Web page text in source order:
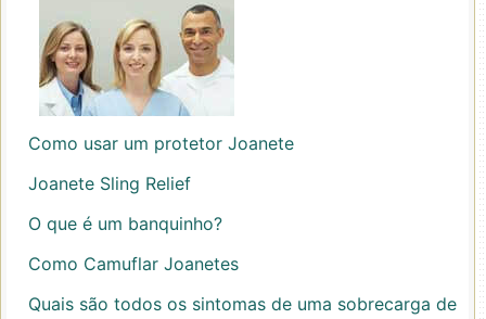
Como usar um protetor Joanete
Joanete Sling Relief
O que é um banquinho?
Como Camuflar Joanetes
Quais são todos os sintomas de uma sobrecarga de